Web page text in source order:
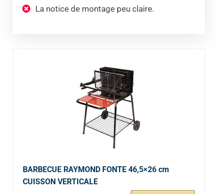
La notice de montage peu claire.
BARBECUE RAYMOND FONTE 46,5×26 cm
CUISSON VERTICALE